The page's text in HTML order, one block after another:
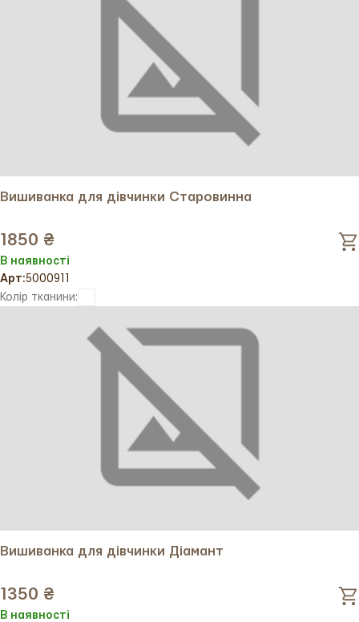
Вишиванка для дівчинки Старовинна
1850 ₴
В наявності
Арт:5000911
Колір тканини:
Вишиванка для дівчинки Діамант
1350 ₴
В наявності